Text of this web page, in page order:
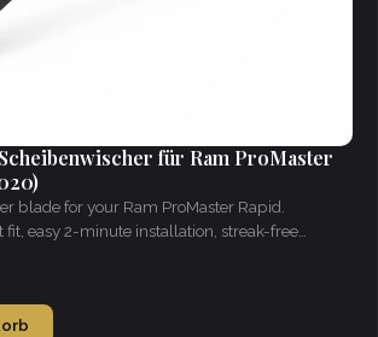
für Ram ProMaster
blade for your Ram ProMaster Rapid.
fit, easy 2-minute installation, streak-free